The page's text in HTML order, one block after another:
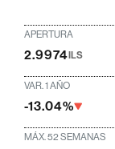
APERTURA
2.9974ILS
VAR. 1 AÑO
-13.04%
MÁX. 52 SEMANAS